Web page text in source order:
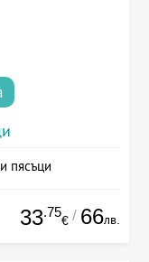
пясъци
33.75
€ / 66лв.